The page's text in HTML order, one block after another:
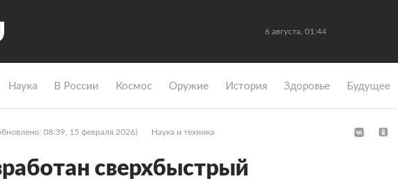
6 августа, 01:44
Наука В России Космос Оружие История Здоровье Будущее
08:39, 15 февраля 2026) Наука и техника
сверхбыстрый